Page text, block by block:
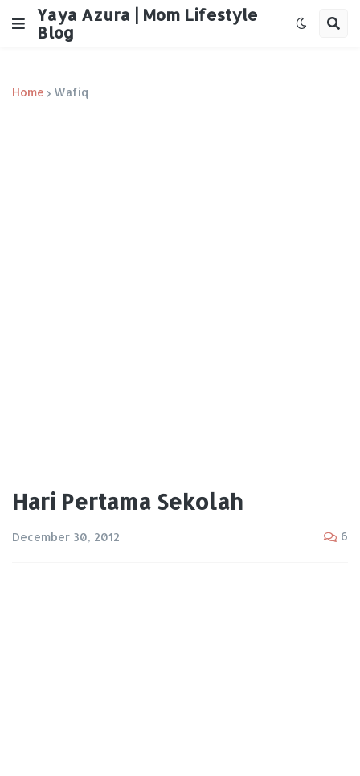
Yaya Azura | Mom Lifestyle
Blog
Home Wafiq
Hari Pertama Sekolah
December 30, 2012 6